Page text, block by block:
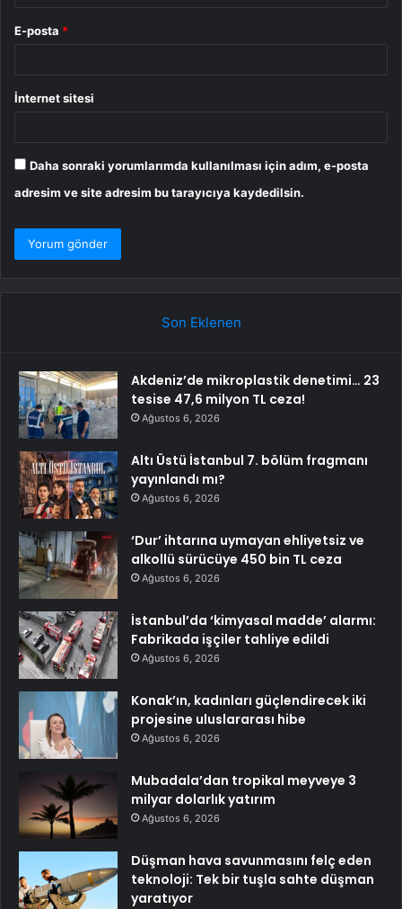
E-posta *
İnternet sitesi
Daha sonraki yorumlarımda kullanılması için adım, e-posta
adresim ve site adresim bu tarayıcıya kaydedilsin.
Son Eklenen
Akdeniz’de mikroplastik denetimi… 23
tesise 47,6 milyon TL ceza!
Ağustos 6, 2026
Altı Üstü İstanbul 7. bölüm fragmanı
yayınlandı mı?
Ağustos 6, 2026
‘Dur’ ihtarına uymayan ehliyetsiz ve
alkollü sürücüye 450 bin TL ceza
Ağustos 6, 2026
İstanbul’da ‘kimyasal madde’ alarmı:
Fabrikada işçiler tahliye edildi
Ağustos 6, 2026
Konak’ın, kadınları güçlendirecek iki
projesine uluslararası hibe
Ağustos 6, 2026
Mubadala’dan tropikal meyveye 3
milyar dolarlık yatırım
Ağustos 6, 2026
Düşman hava savunmasını felç eden
teknoloji: Tek bir tuşla sahte düşman
yaratıyor